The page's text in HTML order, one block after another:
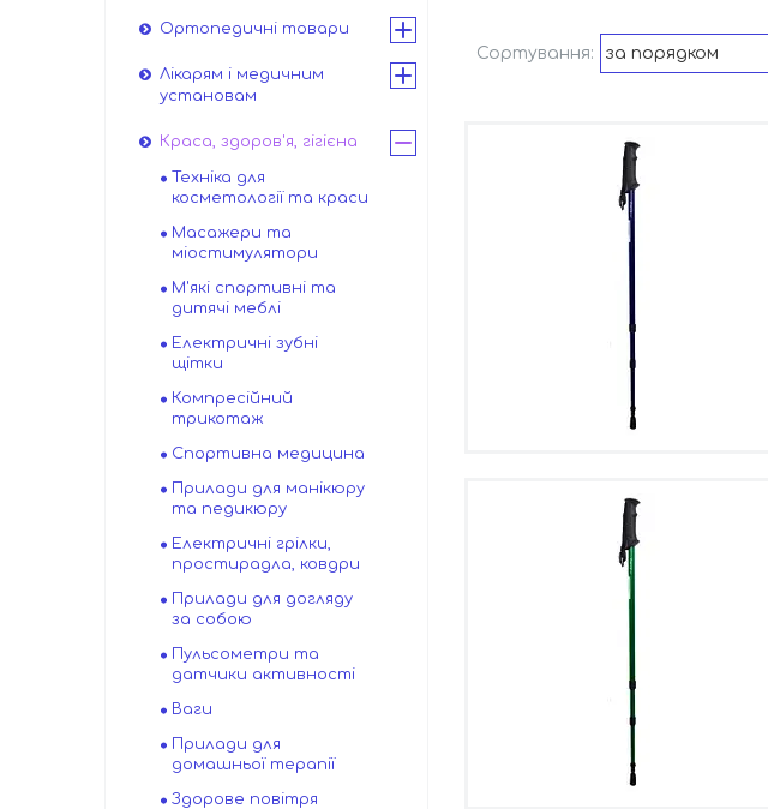
Ортопедичні товари
Лікарям і медичним
установам
Краса, здоров'я, гігієна
Техніка для
косметології та краси
Масажери та
міостимулятори
М'які спортивні та
дитячі меблі
Електричні зубні
щітки
Компресійний
трикотаж
Спортивна медицина
Прилади для манікюру
та педикюру
Електричні грілки,
простирадла, ковдри
Прилади для догляду
за собою
Пульсометри та
датчики активності
Ваги
Прилади для
домашньої терапії
Здорове повітря